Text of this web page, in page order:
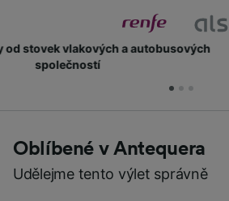
Získejte body a
Oblíbené v Antequera
Udělejme tento výlet správně